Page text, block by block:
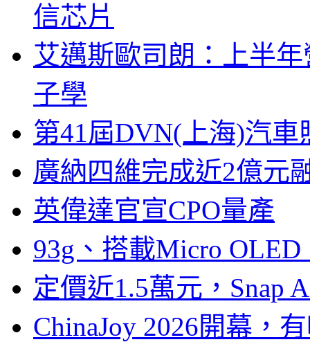
信芯片
艾邁斯歐司朗：上半
子學
第41屆DVN(上海)汽
廣納四維完成近2億元
英偉達官宣CPO量產
93g、搭載Micro
定價近1.5萬元，Snap
ChinaJoy 2026開幕，